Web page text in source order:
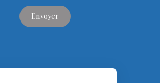
Envoyer